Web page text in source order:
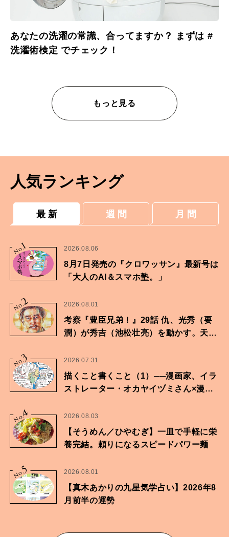
あなたの洗濯の常識、合ってますか？ まずは #
洗濯術検定 でチェック！
もっと見る
人気ランキング
最 新 週 間 月 間
No.
1 2026.08.06
8月7日発売の『クロワッサン』最新号は
「大人のAI＆スマホ塾。」
No.2 2026.08.01
考察『豊臣兄弟！』29話 仇、光秀（要
潤）が秀吉（池松壮亮）を動かす。天下
No.3 2026.07.31
描くこと書くこと（1）──漫画家、イラ
ストレーター・オカヤイヅミさん×漫画
No.
4 2026.08.03
【そうめん／ひやむぎ】一皿で手軽に栄
養完結。頼りになるスピードパワー麺
No.5 2026.08.01
【真木あかりの九星気学占い】2026年8
月前半の運勢